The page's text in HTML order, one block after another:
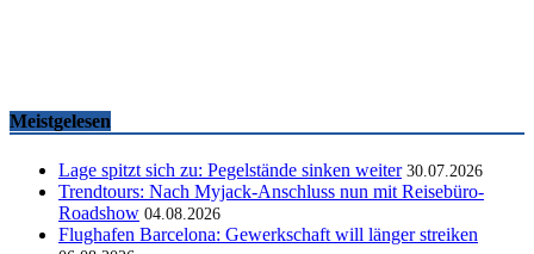
Meistgelesen
Lage spitzt sich zu: Pegelstände sinken weiter 30.07.2026
Trendtours: Nach Myjack-Anschluss nun mit Reisebüro-
Roadshow 04.08.2026
Flughafen Barcelona: Gewerkschaft will länger streiken